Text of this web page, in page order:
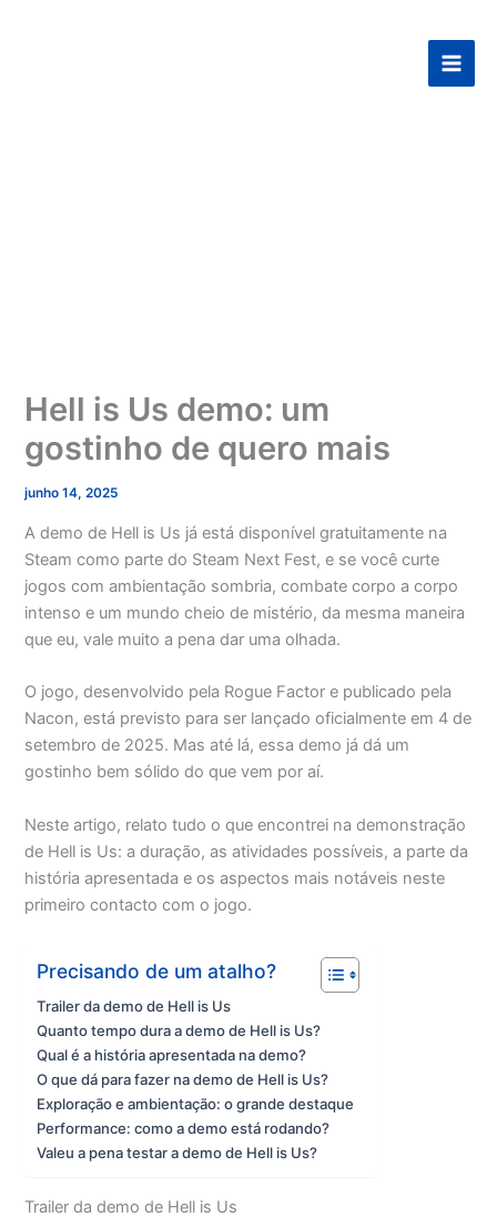
Hell is Us demo: um
gostinho de quero mais
junho 14, 2025
A demo de Hell is Us já está disponível gratuitamente na
Steam como parte do Steam Next Fest, e se você curte
jogos com ambientação sombria, combate corpo a corpo
intenso e um mundo cheio de mistério, da mesma maneira
que eu, vale muito a pena dar uma olhada.
O jogo, desenvolvido pela Rogue Factor e publicado pela
Nacon, está previsto para ser lançado oficialmente em 4 de
setembro de 2025. Mas até lá, essa demo já dá um
gostinho bem sólido do que vem por aí.
Neste artigo, relato tudo o que encontrei na demonstração
de Hell is Us: a duração, as atividades possíveis, a parte da
história apresentada e os aspectos mais notáveis neste
primeiro contacto com o jogo.
Precisando de um atalho?
Trailer da demo de Hell is Us
Quanto tempo dura a demo de Hell is Us?
Qual é a história apresentada na demo?
O que dá para fazer na demo de Hell is Us?
Exploração e ambientação: o grande destaque
Performance: como a demo está rodando?
Valeu a pena testar a demo de Hell is Us?
Trailer da demo de Hell is Us